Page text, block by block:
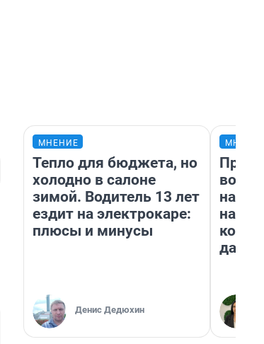
МНЕНИЕ
Тепло для бюджета, но
холодно в салоне
зимой. Водитель 13 лет
ездит на электрокаре:
плюсы и минусы
Денис Дедюхин
нам
даже